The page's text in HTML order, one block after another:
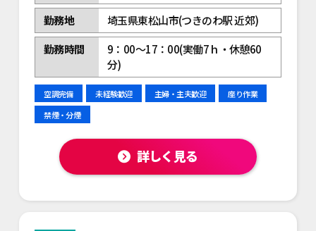
勤務地
埼玉県東松山市(つきのわ駅 近郊)
勤務時間
9：00～17：00(実働7ｈ・休憩60
分)
空調完備 未経験歓迎 主婦・主夫歓迎
座り作業
禁煙・分煙
詳しく見る